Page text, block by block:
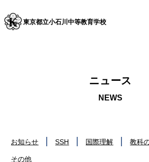
東京都立小石川中等教育学校
ニュース
お知らせ SSH 国際理解 教科
その他